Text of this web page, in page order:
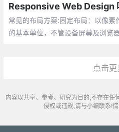
常见的布局方案:固定布局：以像素
的基本单位，不管设备屏幕及浏览器
点击更
内容以共享、参考、研究为目的,不存在任
侵权或违规,请与小编联系!